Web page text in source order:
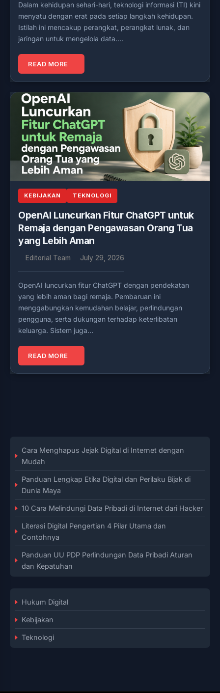
Dalam kehidupan sehari-hari, teknologi informasi (TI) kini
menyatu dengan erat pada setiap langkah kehidupan.
Istilah ini mencakup perangkat, perangkat lunak, dan
jaringan untuk mengelola data….
READ MORE
KEBIJAKAN TEKNOLOGI
OpenAI Luncurkan Fitur ChatGPT untuk
Remaja dengan Pengawasan Orang Tua
yang Lebih Aman
Editorial Team July 29, 2026
OpenAI luncurkan fitur ChatGPT dengan pendekatan
yang lebih aman bagi remaja. Pembaruan ini
menggabungkan kemudahan belajar, perlindungan
pengguna, serta dukungan terhadap keterlibatan
keluarga. Sistem juga…
READ MORE
Cara Menghapus Jejak Digital di Internet dengan
Mudah
Panduan Lengkap Etika Digital dan Perilaku Bijak di
Dunia Maya
10 Cara Melindungi Data Pribadi di Internet dari Hacker
Literasi Digital Pengertian 4 Pilar Utama dan
Contohnya
Panduan UU PDP Perlindungan Data Pribadi Aturan
dan Kepatuhan
Hukum Digital
Kebijakan
Teknologi